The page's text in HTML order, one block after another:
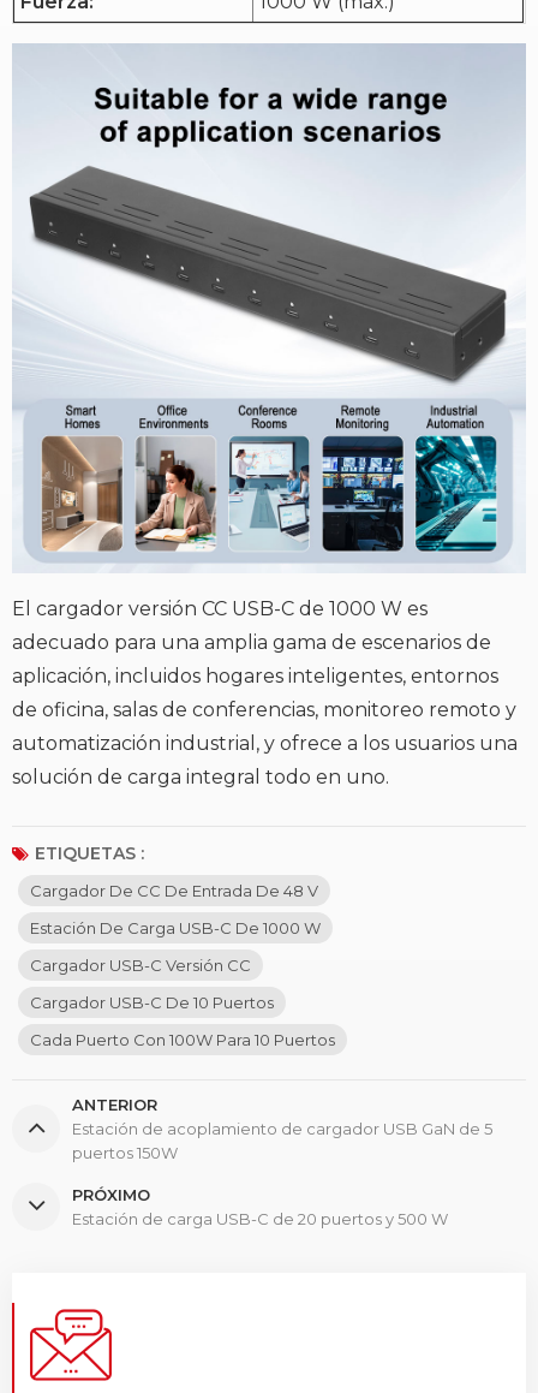
El cargador versión CC USB-C de 1000 W es
adecuado para una amplia gama de escenarios de
aplicación, incluidos hogares inteligentes, entornos
de oficina, salas de conferencias, monitoreo remoto y
automatización industrial, y ofrece a los usuarios una
solución de carga integral todo en uno.
ETIQUETAS :
Cargador De CC De Entrada De 48 V
Estación De Carga USB-C De 1000 W
Cargador USB-C Versión CC
Cargador USB-C De 10 Puertos
Cada Puerto Con 100W Para 10 Puertos
ANTERIOR
Estación de acoplamiento de cargador USB GaN de 5
puertos 150W
PRÓXIMO
Estación de carga USB-C de 20 puertos y 500 W